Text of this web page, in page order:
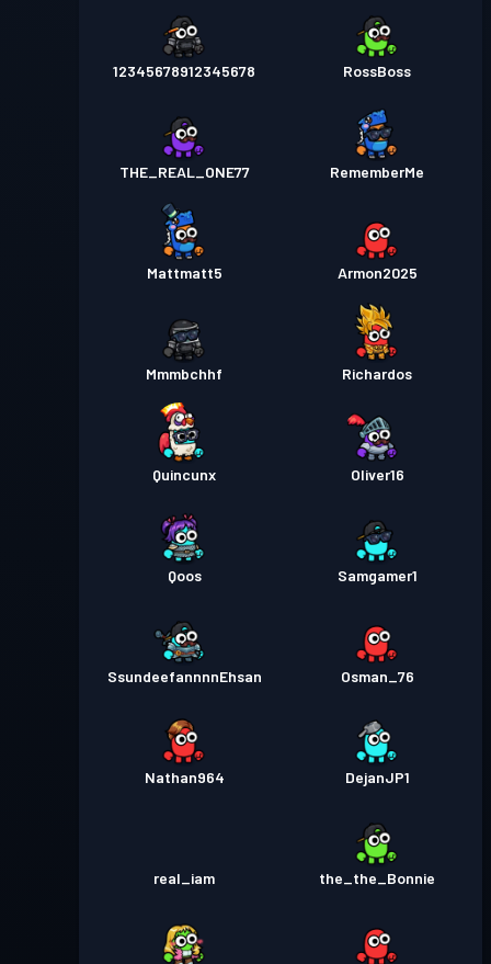
12345678912345678 RossBoss
THE_REAL_ONE77 RememberMe
Mattmatt5 Armon2025
Mmmbchhf Richardos
Quincunx Oliver16
Qoos Samgamer1
SsundeefannnnEhsan Osman_76
Nathan964 DejanJP1
real_iam the_the_Bonnie